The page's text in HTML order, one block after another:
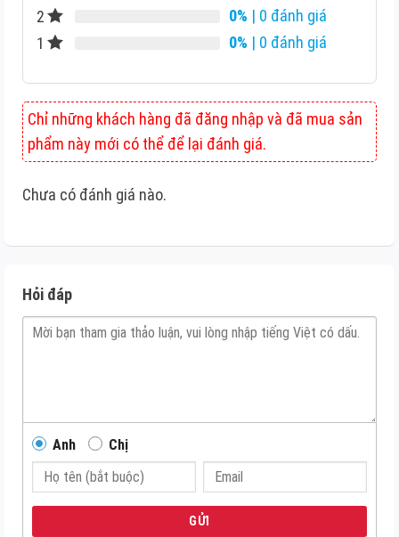
2
0% | 0 đánh giá
1
0% | 0 đánh giá
Chỉ những khách hàng đã đăng nhập và đã mua sản
phẩm này mới có thể để lại đánh giá.
Chưa có đánh giá nào.
Hỏi đáp
Anh Chị
GỬI